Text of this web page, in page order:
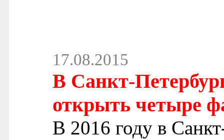
17.08.2015
В Санкт-
открыть четыре
В 2016 году в